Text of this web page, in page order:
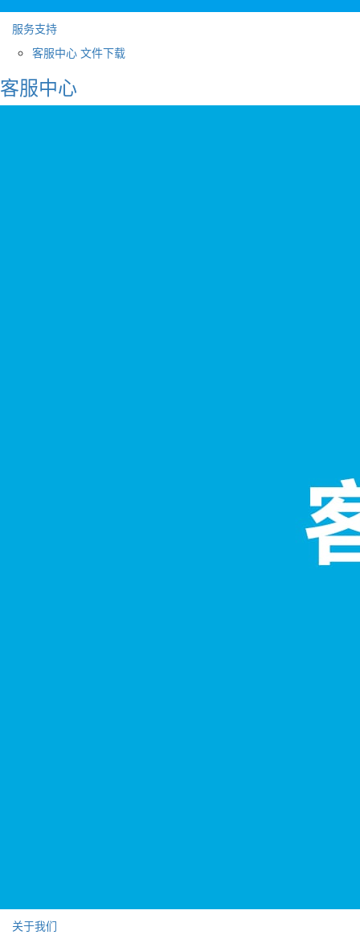
服务支持
客服中心 文件下载
客服中心
关于我们